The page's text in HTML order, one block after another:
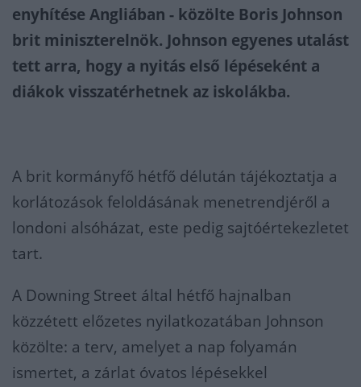
enyhítése Angliában - közölte Boris Johnson
brit miniszterelnök. Johnson egyenes utalást
tett arra, hogy a nyitás első lépéseként a
diákok visszatérhetnek az iskolákba.
A brit kormányfő hétfő délután tájékoztatja a
korlátozások feloldásának menetrendjéről a
londoni alsóházat, este pedig sajtóértekezletet
tart.
A Downing Street által hétfő hajnalban
közzétett előzetes nyilatkozatában Johnson
közölte: a terv, amelyet a nap folyamán
ismertet, a zárlat óvatos lépésekkel